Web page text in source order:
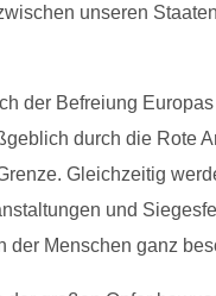
unseren
der Befreiung
durch die Rote
Gleichzeitig
und
der Menschen ganz